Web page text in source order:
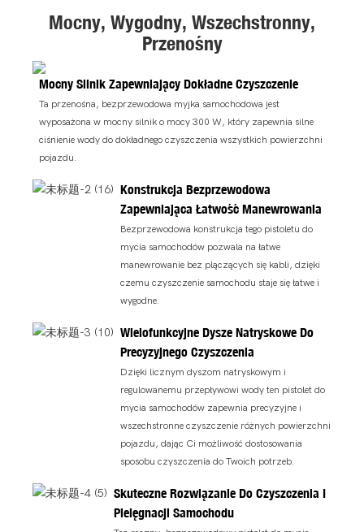
Mocny, Wygodny, Wszechstronny,
Przenośny
Mocny Silnik Zapewniający Dokładne Czyszczenie
Ta przenośna, bezprzewodowa myjka samochodowa jest
wyposażona w mocny silnik o mocy 300 W, który zapewnia silne
ciśnienie wody do dokładnego czyszczenia wszystkich powierzchni
pojazdu.
Konstrukcja Bezprzewodowa
Zapewniająca Łatwość Manewrowania
Bezprzewodowa konstrukcja tego pistoletu do
mycia samochodów pozwala na łatwe
manewrowanie bez plączących się kabli, dzięki
czemu czyszczenie samochodu staje się łatwe i
wygodne.
Wielofunkcyjne Dysze Natryskowe Do
Precyzyjnego Czyszczenia
Dzięki licznym dyszom natryskowym i
regulowanemu przepływowi wody ten pistolet do
mycia samochodów zapewnia precyzyjne i
wszechstronne czyszczenie różnych powierzchni
pojazdu, dając Ci możliwość dostosowania
sposobu czyszczenia do Twoich potrzeb.
Skuteczne Rozwiązanie Do Czyszczenia I
Pielęgnacji Samochodu